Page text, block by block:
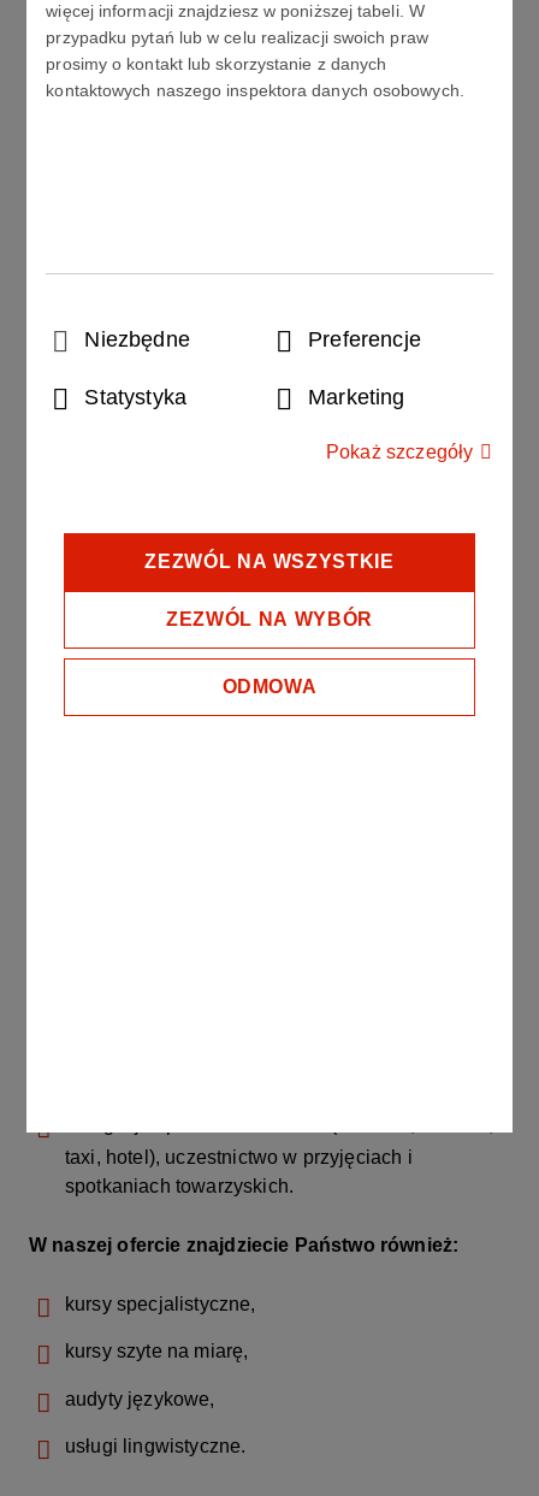
więcej informacji znajdziesz w poniższej tabeli. W
przypadku pytań lub w celu realizacji swoich praw
prosimy o kontakt lub skorzystanie z danych
kontaktowych naszego inspektora danych osobowych.
WybórNiezbędne Preferencje
Statystyka Marketing
Pokaż szczegóły
ZEZWÓL NA WSZYSTKIE
ZEZWÓL NA WYBÓR
ODMOWA
W trakcie całego okresu współpracy zapewniamy
profesjonalną obsługę administracyjną: raporty
frekwencji, oceny postępów w nauce, opis
umiejętności ze wskazaniem na mocne i słabe strony
zależności od oczekiwań i potrzeb kursantów.
Szczególny nacisk kładziemy na kształtowanie,
komunikacyjnych, wielce przydatnych nie tylko w
wykonywanie prezentacji,
prowadzenie zebrań,
udział w naradach i dyskusjach,
taxi, hotel), uczestnictwo w przyjęciach i
spotkaniach towarzyskich​.
W naszej ofercie znajdziecie Państwo również:
kursy specjalistyczne,
kursy szyte na miarę,
audyty językowe,
usługi lingwistyczne.